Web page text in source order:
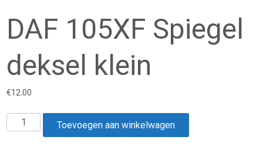
DAF 105XF Spiegel
deksel klein
€12.00
DAF
105XF
Toevoegen aan winkelwagen